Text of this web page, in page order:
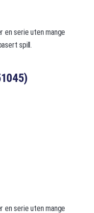
en serie uten mange
spill.
en serie uten mange